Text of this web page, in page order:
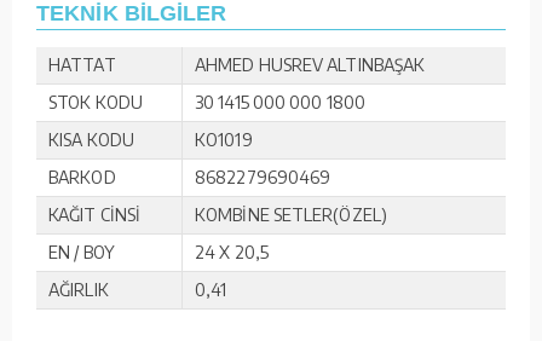
TEKNİK BİLGİLER
HATTAT
AHMED HUSREV ALTINBAŞAK
STOK KODU
30 1415 000 000 1800
KISA KODU
KO1019
BARKOD
8682279690469
KAĞIT CİNSİ
KOMBİNE SETLER(ÖZEL)
EN / BOY
24 X 20,5
AĞIRLIK
0,41